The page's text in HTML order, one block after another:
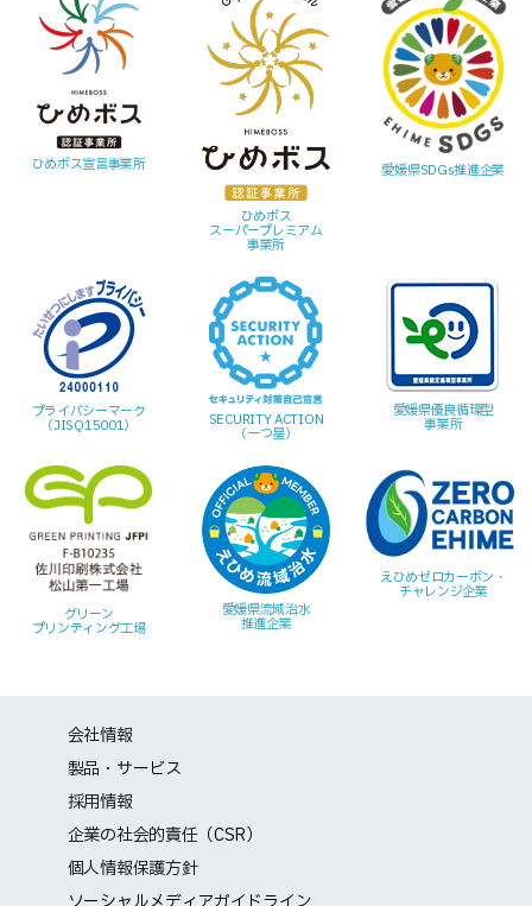
ひめボス宣言事業所
ひめボス
スーパープレミアム
事業所
愛媛県SDGs推進企業
プライバシーマーク
（JISQ15001） SECURITY ACTION
（一つ星）
愛媛県優良循環型
事業所
グリーン
プリンティング工場
愛媛県流域治水
推進企業
えひめゼロカーボン・
チャレンジ企業
会社情報
製品・サービス
採用情報
企業の社会的責任（CSR）
個人情報保護方針